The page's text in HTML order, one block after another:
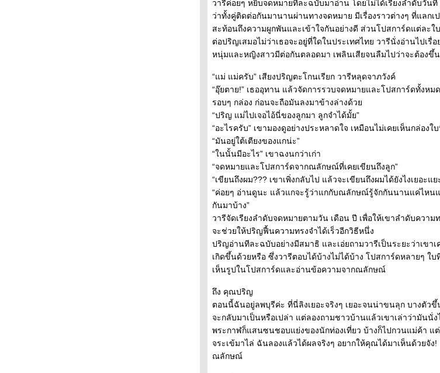
วารีค่อยๆ หยิบจดหมายทีละฉบับมาอ่าน โดยไม่ได้เรียงลำดับวัน
ว่าทั้งคู่ติดต่อกันมานานผ่านทางจดหมาย มีเรื่องราวต่างๆ ที่แลก
สะท้อนถึงความผูกพันและเข้าใจกันอย่างดี ส่วนโปสการ์ดแต่ละ
ต่อปริญเสมอไม่ว่าเธอจะอยู่ที่ใดในประเทศไทย วารีนั่งอ่านไปเ
หนุ่มและหญิงสาวมีต่อกันตลอดมา เพลินเสียจนลืมไปว่าจะต้องขึ้
“แม่ แม่ครับ” เสียงปริญตะโกนเรียก วารีหลุดจาภวังค์
“อุ๊ยตาย!” เธออุทาน แล้วจัดการรวบจดหมายและโปสการ์ดทั้งหม
รอบๆ กล่อง ก่อนจะถือมันลงมาข้างล่างด้ว
“ปริญ แม่ไปเจอไอ้นี่ของลูกมา ลูกจำได้มั้ย”
“อะไรครับ” เขามองดูอย่างประหลาดใจ เหมือนไม่เคยเห็นกล่องใ
“มันอยู่ใต้เตียงของแกน่ะ”
“ในนั้นมีอะไร” เขาฉงนกว่าเก่า
“จดหมายและโปสการ์ดจากณลักษณ์ที่เคยเขียนถึงลูก”
“เขียนถึงผม??? เขาเพิ่งกลับไป แล้วจะเขียนถึงผมได้ยังไงเยอะแ
“ค่อยๆ อ่านดูนะ แล้วแกจะรู้ว่าแกกับณลักษณ์รู้จักกันนานแค่ไหน
กันมาบ้าง”
วารีจัดเรียงลำดับจดหมายตามวัน เดือน ปี เพื่อให้เขาลำดับความ
จะช่วยให้ปริญฟื้นความทรงจำได้เร็วอีกวิธีหนึ่ง
ปริญอ่านทีละฉบับอย่างมีสมาธิ และเอ่ยถามวารีเป็นระยะว่าเขา
เกิดขึ้นด้วยหรือ ซึ่งวารีตอบได้บ้างไม่ได้บ้าง โปสการ์ดหลายๆ ใ
เห็นรูปในโปสการ์ดและอ่านข้อความจากณลักษณ์
ถึง คุณปริญ
ตอนนี้ฉันอยู่ลพบุรีค่ะ ที่นี่ลิงเยอะจริงๆ เยอะจนน่าขนลุก บางตัวขึ้
จะกลับมาเป็นหรือเปล่า แต่ลองถามชาวบ้านแล้วเขาเล่าว่ามันนั่
พระกาฬก็แสนซนชอบแย่งของนักท่องเที่ยว บ้างก็ไปกวนแม่ค้า แ
จระเข้มาไล่ ฉันลองแล้วได้ผลจริงๆ อยากให้คุณได้มาเห็นด้วยจัง!
ณลักษณ์